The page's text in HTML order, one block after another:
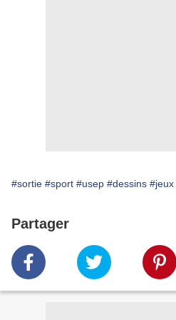
#sortie #sport #usep #dessins #jeux
Partager